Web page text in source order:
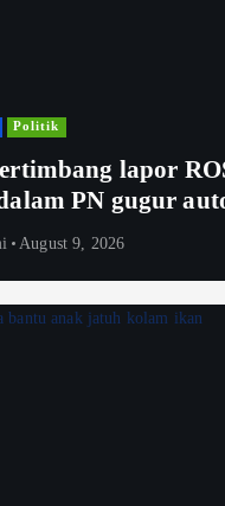
Politik
lapor
PN gugur
August 9, 2026